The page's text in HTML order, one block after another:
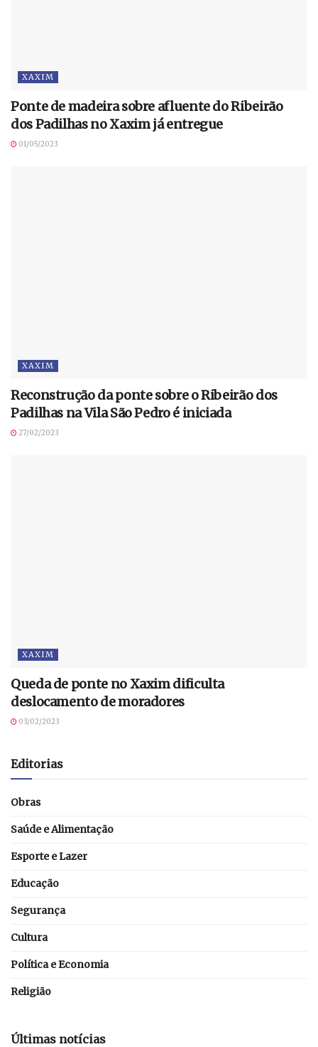
XAXIM
Ponte de madeira sobre afluente do Ribeirão
dos Padilhas no Xaxim já entregue
01/05/2023
XAXIM
Reconstrução da ponte sobre o Ribeirão dos
Padilhas na Vila São Pedro é iniciada
27/02/2023
XAXIM
Queda de ponte no Xaxim dificulta
deslocamento de moradores
03/02/2023
Editorias
Obras
Saúde e Alimentação
Esporte e Lazer
Educação
Segurança
Cultura
Política e Economia
Religião
Últimas notícias